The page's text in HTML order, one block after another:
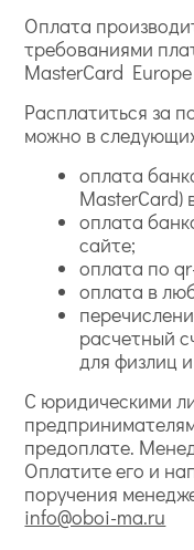
Оплата
требованиями
MasterCard
Расплатиться за
можно в
оплата
MasterCard)
оплата
сайте;
оплата по
оплата в
расчетный
для физлиц
С юридическими
предоплате.
Оплатите его и
поручения
info@oboi-ma.ru